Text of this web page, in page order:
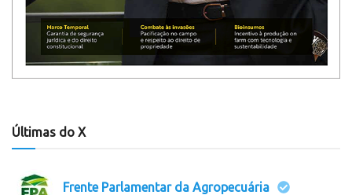
Últimas do X
Frente Parlamentar da Agropecuária